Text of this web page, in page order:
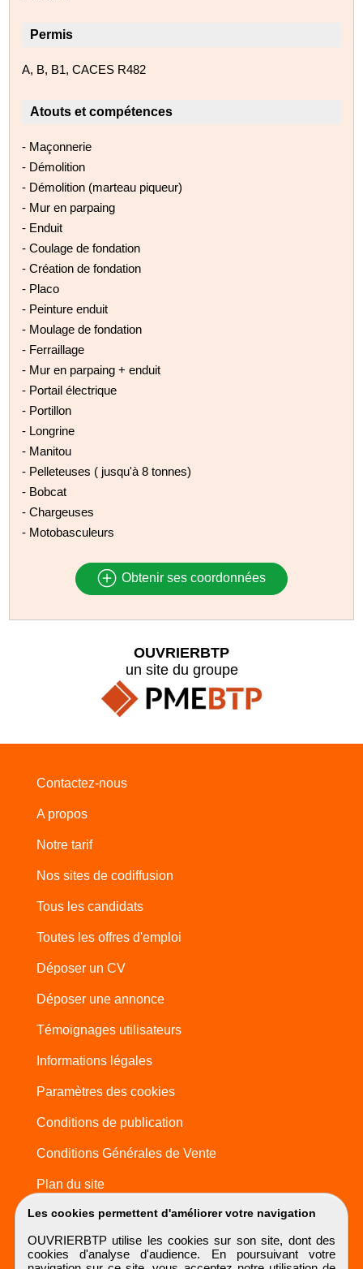
Permis
A, B, B1, CACES R482
Atouts et compétences
- Maçonnerie
- Démolition
- Démolition (marteau piqueur)
- Mur en parpaing
- Enduit
- Coulage de fondation
- Création de fondation
- Placo
- Peinture enduit
- Moulage de fondation
- Ferraillage
- Mur en parpaing + enduit
- Portail électrique
- Portillon
- Longrine
- Manitou
- Pelleteuses ( jusqu'à 8 tonnes)
- Bobcat
- Chargeuses
- Motobasculeurs
Obtenir ses coordonnées
Les cookies permettent d'améliorer votre navigation
OUVRIERBTP utilise les cookies sur son site, dont des
cookies d'analyse d'audience. En poursuivant votre
OUVRIERBTP
un site du groupe
Contactez-nous
A propos
Notre tarif
Nos sites de codiffusion
Tous les candidats
Toutes les offres d'emploi
Déposer un CV
Déposer une annonce
Témoignages utilisateurs
Informations légales
Paramètres des cookies
Conditions de publication
Conditions Générales de Vente
Plan du site